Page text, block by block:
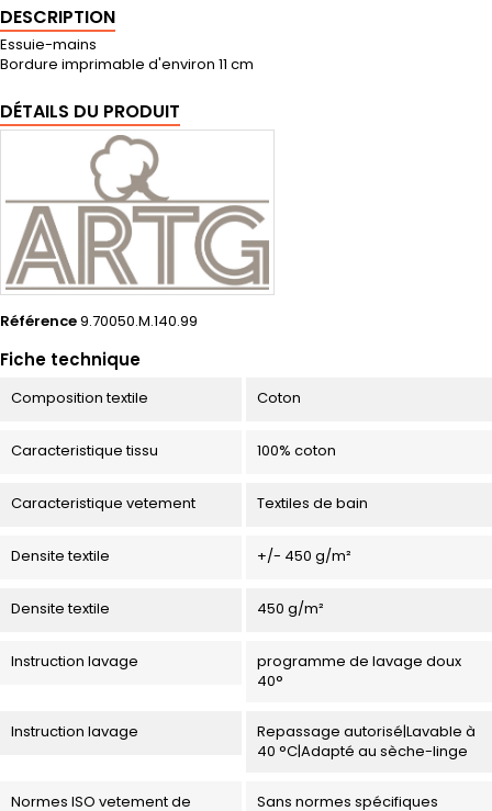
DESCRIPTION
Essuie-mains
Bordure imprimable d'environ 11 cm
DÉTAILS DU PRODUIT
Référence9.70050.M.140.99
Fiche technique
Composition textile Coton
Caracteristique tissu 100% coton
Caracteristique vetement Textiles de bain
Densite textile +/- 450 g/m²
Densite textile 450 g/m²
Instruction lavage
programme de lavage doux
40°
Instruction lavage
Repassage autorisé|Lavable à
40 °C|Adapté au sèche-linge
Normes ISO vetement de Sans normes spécifiques